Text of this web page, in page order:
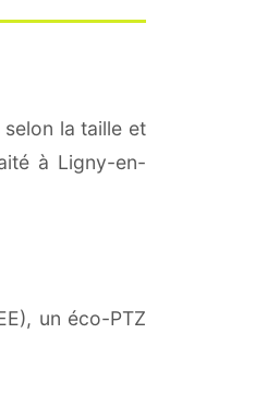
la taille et
à Ligny-en-
un éco-PTZ